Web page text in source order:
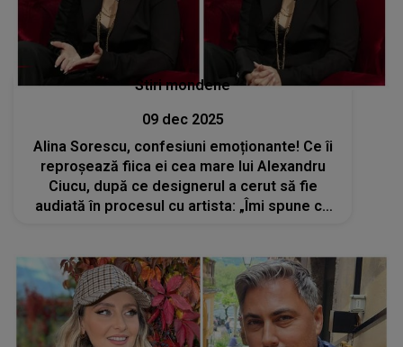
Stiri mondene
09 dec 2025
Alina Sorescu, confesiuni emoționante! Ce îi
reproșează fiica ei cea mare lui Alexandru
Ciucu, după ce designerul a cerut să fie
audiată în procesul cu artista: „Îmi spune că